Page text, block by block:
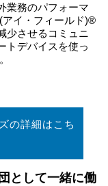
業務のパフォーマ
アイ・フィールド)®
少させるコミュニ
トデバイスを使っ
の詳細はこち
として一緒に働